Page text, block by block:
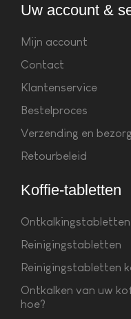
Uw account &
Mijn account
Contact
Klantenservice
Bestelproces
Verzending en
Retourbeleid
Koffie-tabletten
Ontkalkingstabletten
Reinigingstabletten
Reinigingstabletten
Ontkalken van uw
hoe?